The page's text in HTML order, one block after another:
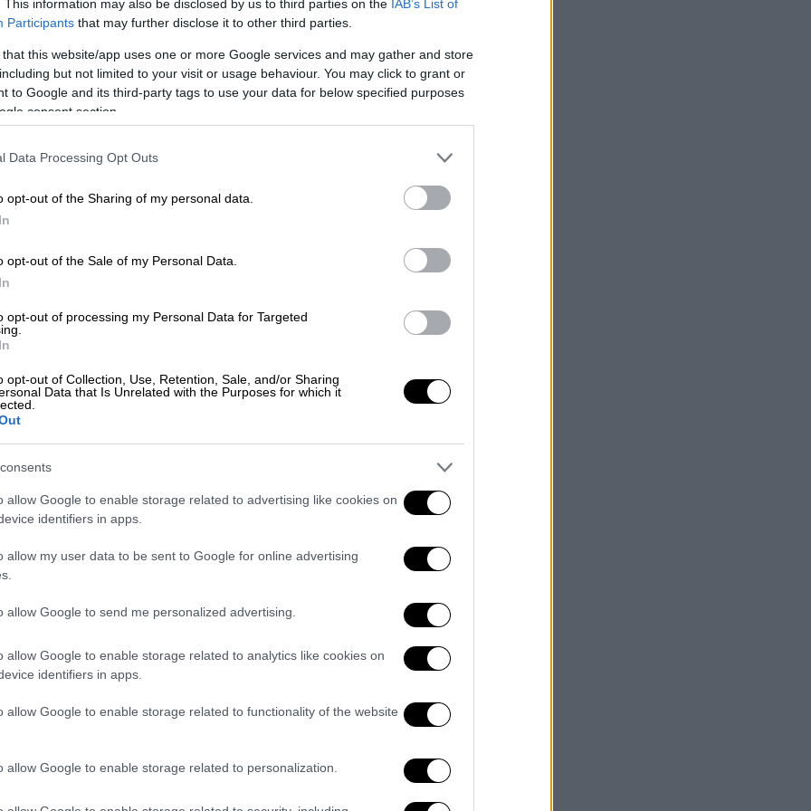
This information may also be disclosed by us to third parties on the IAB’s List of
Participants that may further disclose it to other third parties.
that this website/app uses one or more Google services and may gather and store
but not limited to your visit or usage behaviour. You may click to grant or
to Google and its third-party tags to use your data for below specified purposes
consent section.
Data Processing Opt Outs
opt-out of the Sharing of my personal data.
opt-out of the Sale of my Personal Data.
opt-out of processing my Personal Data for Targeted
opt-out of Collection, Use, Retention, Sale, and/or Sharing
Data that Is Unrelated with the Purposes for which it
allow Google to enable storage related to advertising like cookies on
identifiers in apps.
allow my user data to be sent to Google for online advertising
allow Google to send me personalized advertising.
allow Google to enable storage related to analytics like cookies on
identifiers in apps.
allow Google to enable storage related to functionality of the website
allow Google to enable storage related to personalization.
στην αρχή των μελετών γι’ αυτήν την
και έχει καταγραφεί μέχρι τώρα
με τεστ και μάσκες - Πρόβλεψη
δεν αφήνουν παιδιά να πάνε
νόμος
Αδιανόητη καταγγελία από
μέχρι σήμερα δεν δείχνει καμία αύξηση
σε κάποιες περιοχές του νότιου
ήπια συμπτώματα», πρόσθεσε ο γιατρός,
επιδημιολόγου Άντονι Φάουτσι.
είμαστε προσεκτικοί στον τρόπο που
ωστόσο ο Ράιαν, φροντίζοντας να
μόλις έχουν αρχίσει να
πανικό, κυρίως στην Ευρώπη, η
κύμα της covid-19 λόγω του στελέχους